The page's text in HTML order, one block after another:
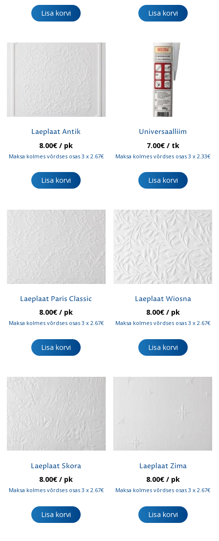
Lisa korvi Lisa korvi
Laeplaat Antik
8.00€ / pk
Maksa kolmes võrdses osas 3 x 2.67€
Lisa korvi
Universaalliim
7.00€/ tk
Maksa kolmes võrdses osas 3 x 2.33€
Lisa korvi
Laeplaat Paris Classic
8.00€ / pk
Maksa kolmes võrdses osas 3 x 2.67€
Lisa korvi
Laeplaat Wiosna
8.00€/ pk
Maksa kolmes võrdses osas 3 x 2.67€
Lisa korvi
Laeplaat Skora
8.00€ / pk
Maksa kolmes võrdses osas 3 x 2.67€
Lisa korvi
Laeplaat Zima
8.00€/ pk
Maksa kolmes võrdses osas 3 x 2.67€
Lisa korvi